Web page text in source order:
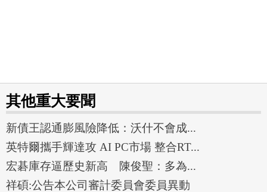
其他重大要聞
新債王認通膨風險降低：沃什不會成...
英特爾攜手輝達攻 AI PC市場 整合RT...
宏碁庫存逼歷史新高 陳俊聖：多為...
祥碩:公告本公司審計委員會委員異動